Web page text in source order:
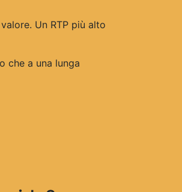
Un RTP più alto
che a una lunga